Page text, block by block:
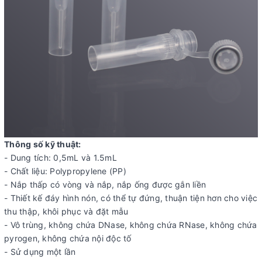
Thông số kỹ thuật:
- Dung tích: 0,5mL và 1.5mL
- Chất liệu: Polypropylene (PP)
- Nắp thấp có vòng và nắp, nắp ống được gắn liền
- Thiết kế đáy hình nón, có thể tự đứng, thuận tiện hơn cho việc
thu thập, khôi phục và đặt mẫu
- Vô trùng, không chứa DNase, không chứa RNase, không chứa
pyrogen, không chứa nội độc tố
- Sử dụng một lần